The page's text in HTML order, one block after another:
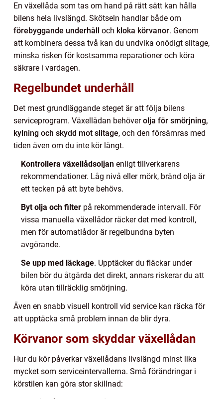
En växellåda som tas om hand på rätt sätt kan hålla
bilens hela livslängd. Skötseln handlar både om
förebyggande underhåll och kloka körvanor. Genom
att kombinera dessa två kan du undvika onödigt slitage,
minska risken för kostsamma reparationer och köra
säkrare i vardagen.
Regelbundet underhåll
Det mest grundläggande steget är att följa bilens
serviceprogram. Växellådan behöverolja för smörjning,
kylning och skydd mot slitage, och den försämras med
tiden även om du inte kör långt.
Kontrollera växellådsoljan enligt tillverkarens
rekommendationer. Låg nivå eller mörk, bränd olja är
ett tecken på att byte behövs.
Byt olja och filter på rekommenderade intervall. För
vissa manuella växellådor räcker det med kontroll,
men för automatlådor är regelbundna byten
avgörande.
Se upp med läckage. Upptäcker du fläckar under
bilen bör du åtgärda det direkt, annars riskerar du att
köra utan tillräcklig smörjning.
Även en snabb visuell kontroll vid service kan räcka för
att upptäcka små problem innan de blir dyra.
Körvanor som skyddar växellådan
Hur du kör påverkar växellådans livslängd minst lika
mycket som serviceintervallerna. Små förändringar i
körstilen kan göra stor skillnad: